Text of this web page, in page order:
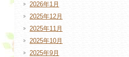
2026年1月
2025年12月
2025年11月
2025年10月
2025年9月